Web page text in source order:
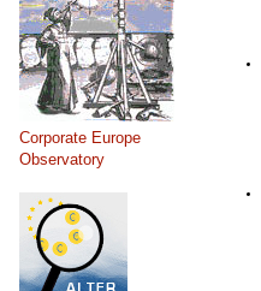
Corporate Europe
Observatory